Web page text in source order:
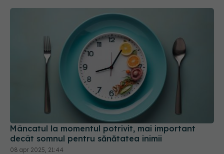
Mâncatul la momentul potrivit, mai important
decât somnul pentru sănătatea inimii
08 apr 2025, 21:44